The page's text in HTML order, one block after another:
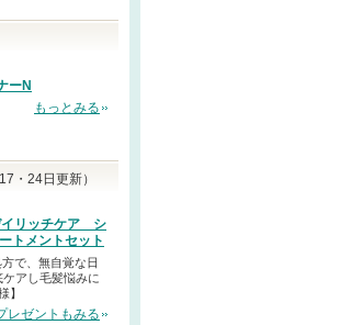
ーN
もっとみる
・24日更新）
リッチケア シ
トメントセット
で、無自覚な日
アし毛髪悩みに
】
レゼントもみる